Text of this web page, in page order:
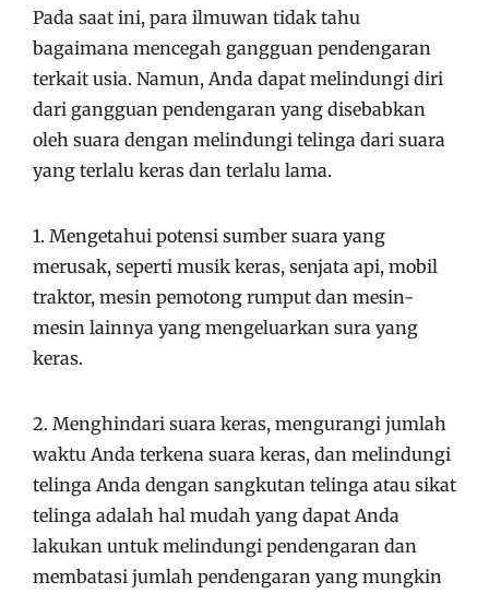
Pada saat ini, para ilmuwan tidak tahu
bagaimana mencegah gangguan pendengaran
terkait usia. Namun, Anda dapat melindungi diri
dari gangguan pendengaran yang disebabkan
oleh suara dengan melindungi telinga dari suara
yang terlalu keras dan terlalu lama.
1. Mengetahui potensi sumber suara yang
merusak, seperti musik keras, senjata api, mobil
traktor, mesin pemotong rumput dan mesin-
mesin lainnya yang mengeluarkan sura yang
keras.
2. Menghindari suara keras, mengurangi jumlah
waktu Anda terkena suara keras, dan melindungi
telinga Anda dengan sangkutan telinga atau sikat
telinga adalah hal mudah yang dapat Anda
lakukan untuk melindungi pendengaran dan
membatasi jumlah pendengaran yang mungkin